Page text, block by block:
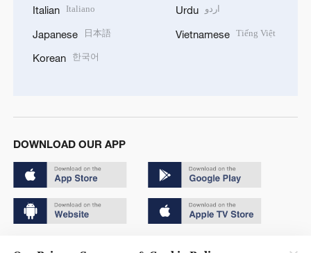
Italian Italiano
Japanese 日本語
Korean 한국어
Urdu اردو
Vietnamese Tiếng Việt
DOWNLOAD OUR APP